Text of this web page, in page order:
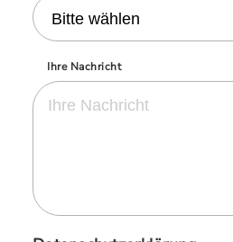
Ihre Nachricht